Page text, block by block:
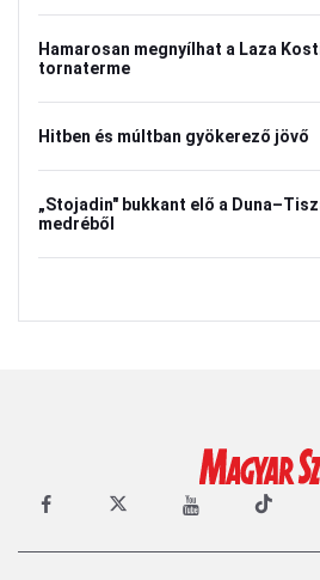
Hamarosan megnyílhat a Laza
tornaterme
Hitben és múltban gyökerező jövő
„Stojadin" bukkant elő a
medréből